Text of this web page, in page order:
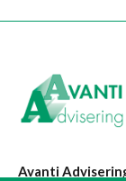
Avanti